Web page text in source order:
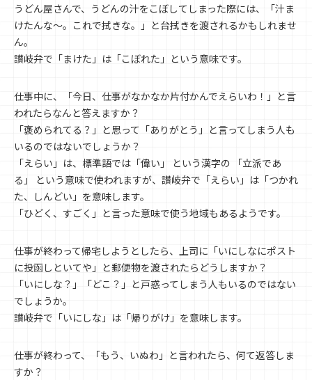
うどん屋さんで、うどんの汁をこぼしてしまった際には、「汁ま
けたんな～。これで拭きな。」と台拭きを渡されるかもしれませ
ん。
讃岐弁で「まけた」は「こぼれた」という意味です。
仕事中に、「今日、仕事がなかなか片付かんでえらいわ！」と言
われたらなんと答えますか？
「褒められてる？」と思って「ありがとう」と言ってしまう人も
いるのではないでしょうか？
「えらい」は、標準語では「偉い」 という漢字の 「立派であ
る」 という意味で使われますが、讃岐弁で「えらい」は「つかれ
た、しんどい」を意味します。
「ひどく、すごく」と言った意味で使う地域もあるようです。
仕事が終わって帰宅しようとしたら、上司に「いにしなにポスト
に投函しといてや」と郵便物を渡されたらどうしますか？
「いにしな？」「どこ？」と戸惑ってしまう人もいるのではない
でしょうか。
讃岐弁で「いにしな」は「帰りがけ」を意味します。
仕事が終わって、「もう、いぬわ」と言われたら、何て返答しま
すか？